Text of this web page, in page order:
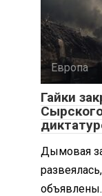
Европа
Гайки
Дымовая